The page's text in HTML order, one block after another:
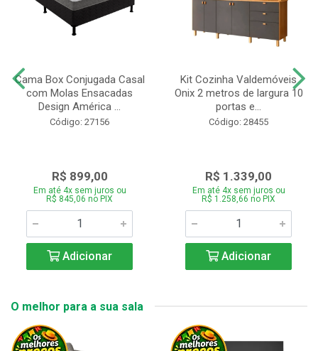
Cama Box Conjugada Casal
com Molas Ensacadas
Design América ...
Código: 27156
R$ 899,00
Em até 4x sem juros ou
R$ 845,06 no PIX
Adicionar
Kit Cozinha Valdemóveis
Onix 2 metros de largura 10
portas e...
Código: 28455
R$ 1.339,00
Em até 4x sem juros ou
R$ 1.258,66 no PIX
Adicionar
O melhor para a sua sala